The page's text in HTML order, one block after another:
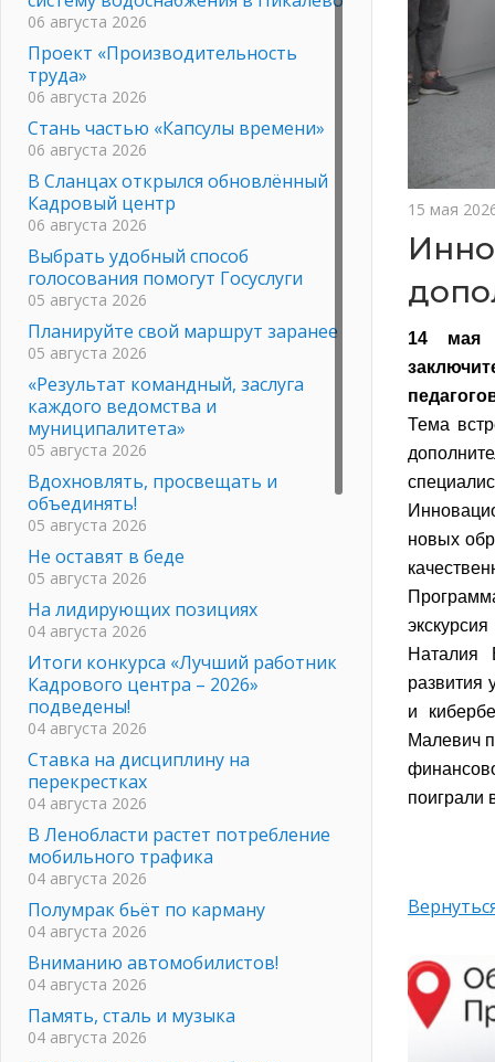
15 мая
14 мая
Тема
новых
Наталия
развития
и
Малевич
поиграли
06 августа 2026
Проект «Производительность
труда»
06 августа 2026
Стань частью «Капсулы времени»
06 августа 2026
В Сланцах открылся обновлённый
Кадровый центр
06 августа 2026
Выбрать удобный способ
голосования помогут Госуслуги
05 августа 2026
Планируйте свой маршрут заранее
05 августа 2026
«Результат командный, заслуга
каждого ведомства и
муниципалитета»
05 августа 2026
Вдохновлять, просвещать и
объединять!
05 августа 2026
Не оставят в беде
05 августа 2026
На лидирующих позициях
04 августа 2026
Итоги конкурса «Лучший работник
Кадрового центра – 2026»
подведены!
04 августа 2026
Ставка на дисциплину на
перекрестках
04 августа 2026
В Ленобласти растет потребление
мобильного трафика
04 августа 2026
Полумрак бьёт по карману
04 августа 2026
Вниманию автомобилистов!
04 августа 2026
Память, сталь и музыка
04 августа 2026